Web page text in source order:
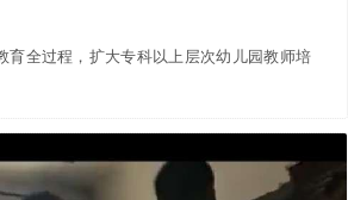
育全过程，扩大专科以上层次幼儿园教师培